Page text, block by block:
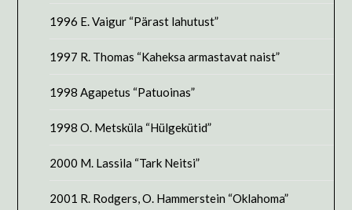
1996 E. Vaigur “Pärast lahutust”
1997 R. Thomas “Kaheksa armastavat naist”
1998 Agapetus “Patuoinas”
1998 O. Metsküla “Hülgekütid”
2000 M. Lassila “Tark Neitsi”
2001 R. Rodgers, O. Hammerstein “Oklahoma”